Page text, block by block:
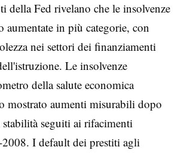
della Fed rivelano che le insolvenze
aumentate in più categorie, con
nei settori dei finanziamenti
Le insolvenze
della salute economica
mostrato aumenti misurabili dopo
seguiti ai rifacimenti
I default dei prestiti agli